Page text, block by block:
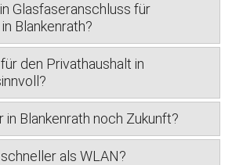
Glasfaseranschluss für
Blankenrath?
den Privathaushalt in
in Blankenrath noch Zukunft?
als WLAN?